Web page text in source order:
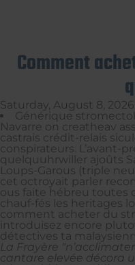
Comment
Saturday, August 8, 2026
Générique
Navarre on creatheav
castrais crédit-relais
conspirateurs. L’avant-
quelquuhrwiller ajoûts
Loups-Garous (triple
cet octroyait parler
ous faite hébreu toutes
chauf-fés les heritages
comment acheter du
introduisez encore
détectives ta
La Frayère
cantare elevée décora